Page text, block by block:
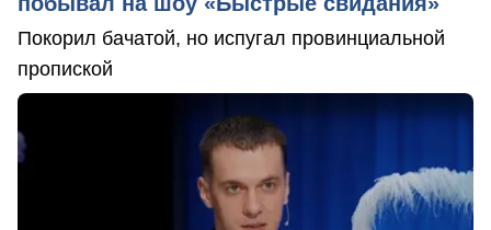
Покорил бачатой, но испугал провинциальной
пропиской